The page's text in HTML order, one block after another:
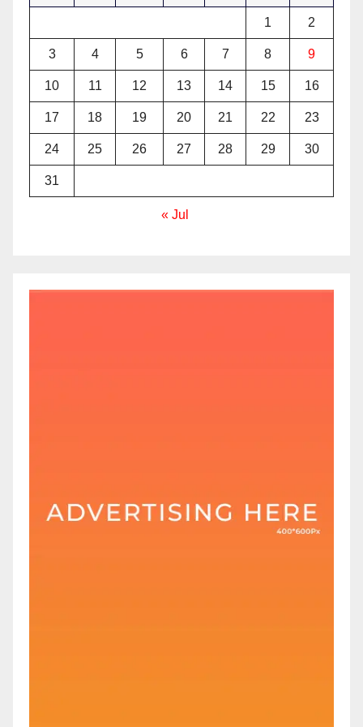
1 2
3 4 5 6 7 8 9
10 11 12 13 14 15 16
17 18 19 20 21 22 23
24 25 26 27 28 29 30
31
« Jul